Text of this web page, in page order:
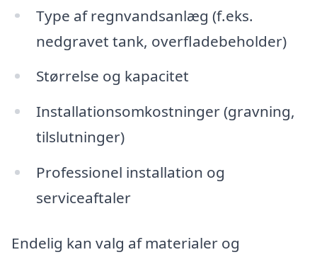
Type af regnvandsanlæg (f.eks.
nedgravet tank, overfladebeholder)
Størrelse og kapacitet
Installationsomkostninger (gravning,
tilslutninger)
Professionel installation og
serviceaftaler
Endelig kan valg af materialer og